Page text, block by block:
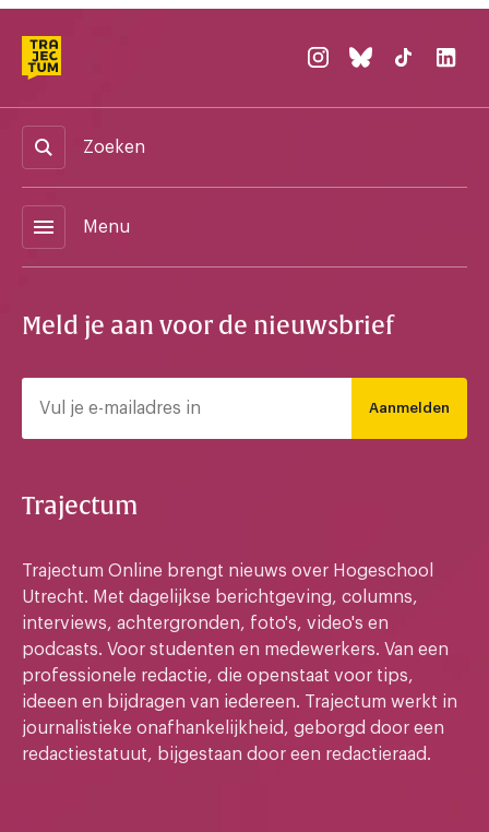
Zoeken
menu Menu
Meld je aan voor de nieuwsbrief
Aanmelden
Trajectum
Trajectum Online brengt nieuws over Hogeschool
Utrecht. Met dagelijkse berichtgeving, columns,
interviews, achtergronden, foto's, video's en
podcasts. Voor studenten en medewerkers. Van een
professionele redactie, die openstaat voor tips,
ideeen en bijdragen van iedereen. Trajectum werkt in
journalistieke onafhankelijkheid, geborgd door een
redactiestatuut, bijgestaan door een redactieraad.